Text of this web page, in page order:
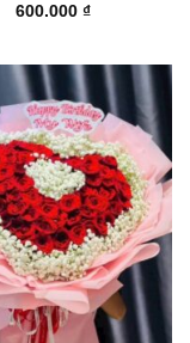
600.000 ₫